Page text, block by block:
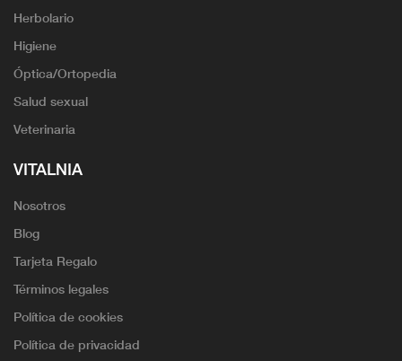
Herbolario
Higiene
Óptica/Ortopedia
Salud sexual
Veterinaria
VITALNIA
Nosotros
Blog
Tarjeta Regalo
Términos legales
Política de cookies
Política de privacidad